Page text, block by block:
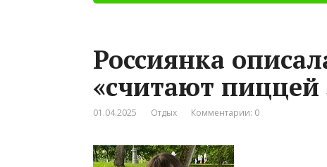
Россиянка
«считают
01.04.2025 Отдых Комментарии: 0